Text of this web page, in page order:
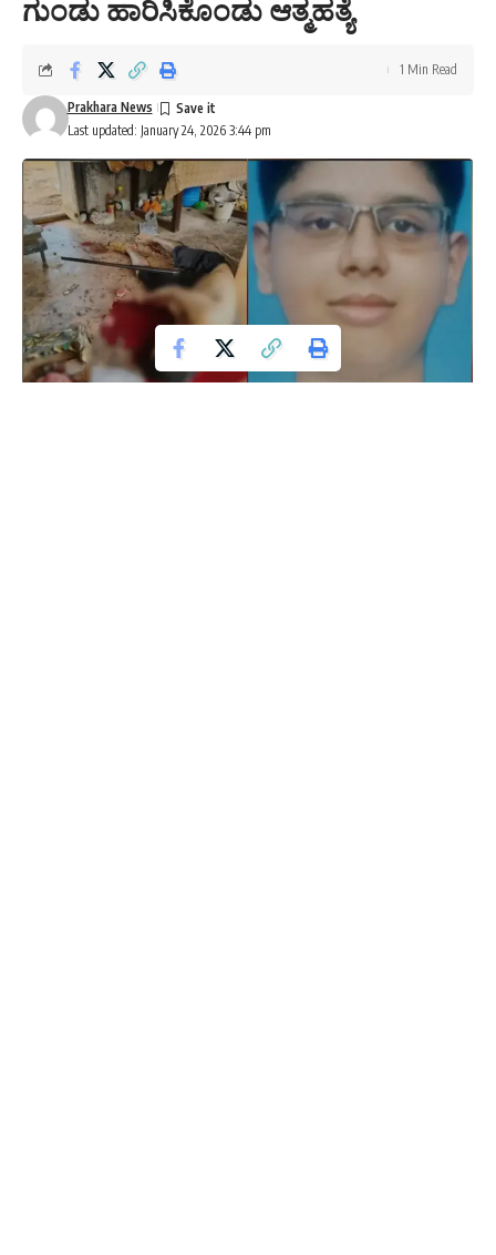
ಗುಂಡು ಹಾರಿಸಿಕೊಂಡು ಆತ್ಮಹತ್ಯೆ
Last updated: January 24, 2026 3:44 pm
Prakhara News
1 Min Read